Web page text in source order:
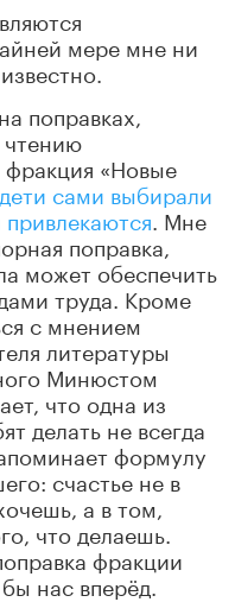
мере мне ни
поправках,
«Новые
дети сами выбирали
. Мне
поправка,
может обеспечить
труда. Кроме
с мнением
литературы
Минюстом
что одна из
делать не всегда
формулу
счастье не в
а в том,
что делаешь.
фракции
нас вперёд.